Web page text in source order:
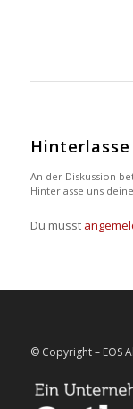
An der Diskussion
Hinterlasse uns
Du musst
© Copyright – EOS